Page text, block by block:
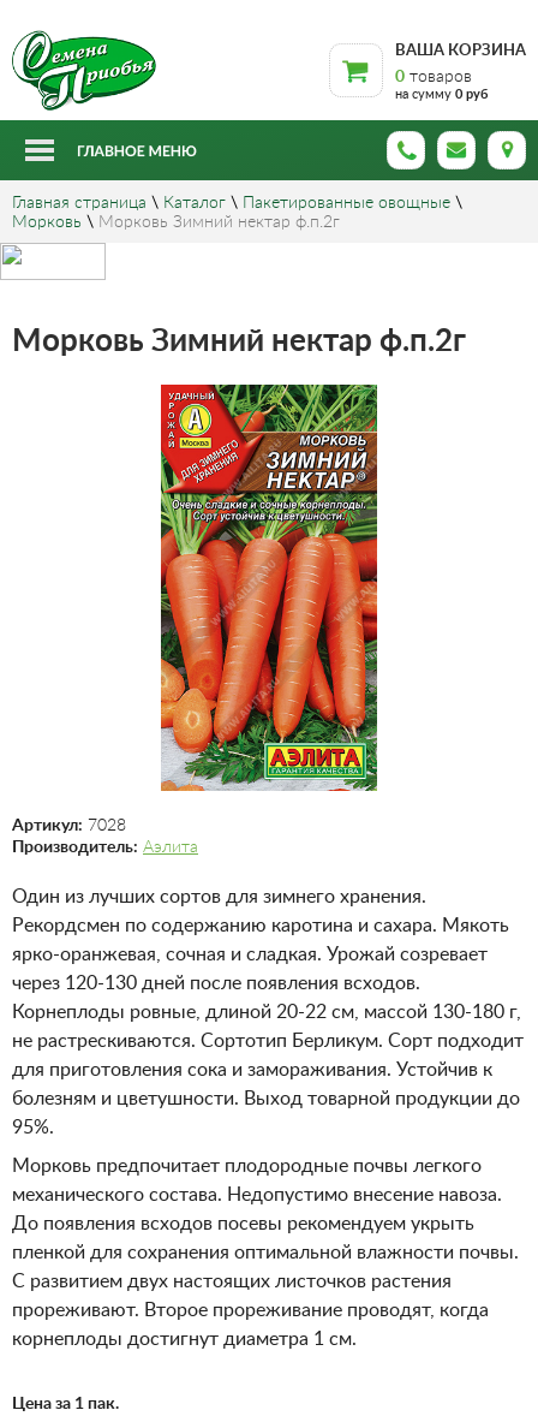
ВАША КОРЗИНА
0 товаров
на сумму 0 руб
Главная страница \ Каталог \ Пакетированные овощные \
Морковь \ Морковь Зимний нектар ф.п.2г
Морковь Зимний нектар ф.п.2г
Артикул: 7028
Производитель: Аэлита
Один из лучших сортов для зимнего хранения.
Рекордсмен по содержанию каротина и сахара. Мякоть
ярко-оранжевая, сочная и сладкая. Урожай созревает
через 120-130 дней после появления всходов.
Корнеплоды ровные, длиной 20-22 см, массой 130-180 г,
не растрескиваются. Сортотип Берликум. Сорт подходит
для приготовления сока и замораживания. Устойчив к
болезням и цветушности. Выход товарной продукции до
95%.
Морковь предпочитает плодородные почвы легкого
механического состава. Недопустимо внесение навоза.
До появления всходов посевы рекомендуем укрыть
пленкой для сохранения оптимальной влажности почвы.
С развитием двух настоящих листочков растения
прореживают. Второе прореживание проводят, когда
корнеплоды достигнут диаметра 1 см.
Цена за 1 пак.